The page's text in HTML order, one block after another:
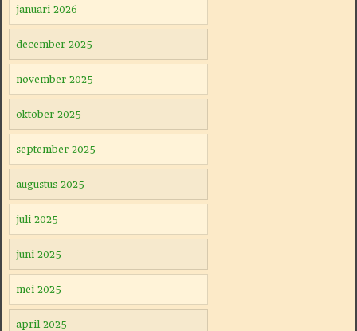
januari 2026
december 2025
november 2025
oktober 2025
september 2025
augustus 2025
juli 2025
juni 2025
mei 2025
april 2025